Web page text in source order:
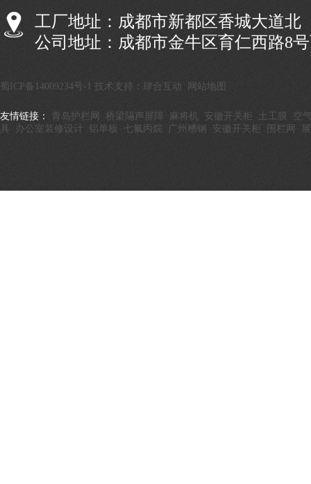
工厂地址：成都市新都区香城大道北
公司地址：成都市金牛区育仁西路8
蜀ICP备14009234号-1 技术支持：肆合互动 网站地图
友情链接： 青岛护栏网 桥梁隔声屏障 麻将机 安徽开关柜 土工膜
空
具
办公室装修设计 铝单板 七氟丙烷 广州槽钢 安徽开关柜 围栏网